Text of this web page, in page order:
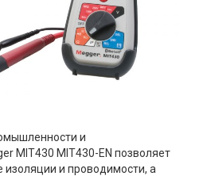
и
MIT430 MIT430-EN позволяет
изоляции и проводимости, а